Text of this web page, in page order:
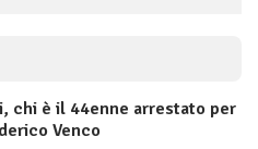
chi è il 44enne arrestato per
Venco